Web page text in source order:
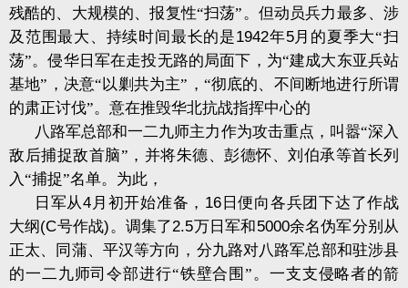
残酷的、大规模的、报复性“扫荡”。但动员兵力最多、涉
及范围最大、持续时间最长的是1942年5月的夏季大“扫
荡”。侵华日军在走投无路的局面下，为“建成大东亚兵站
基地”，决意“以剿共为主”，“彻底的、不间断地进行所谓
的肃正讨伐”。意在推毁华北抗战指挥中心的
八路军总部和一二九师主力作为攻击重点，叫嚣“深入
敌后捕捉敌首脑”，并将朱德、彭德怀、刘伯承等首长列
入“捕捉”名单。为此，
日军从4 月初开始准备， 16 日便向各兵团下达了作战
大纲(C号作战)。调集了2.5万日军和5000余名伪军分别从
正太、同蒲、平汉等方向，分九路对八路军总部和驻涉县
的一二九师司令部进行“铁壁合围”。一支支侵略者的箭